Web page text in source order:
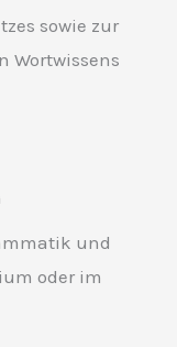
sowie zur
Wortwissens
und
oder im